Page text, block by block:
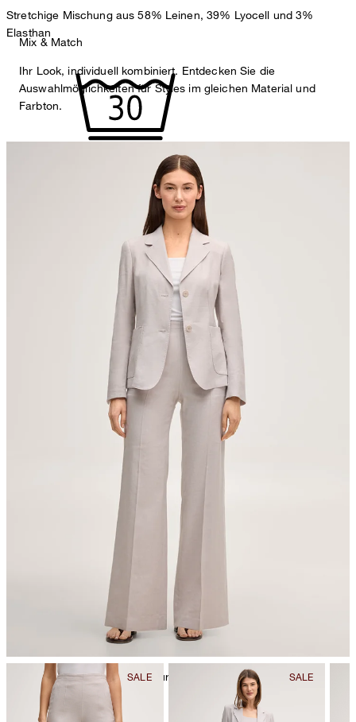
Stretchige Mischung aus 58% Leinen, 39% Lyocell und 3%
Elasthan
Maschinenwäsche bei 30°C, sehr schonend
nicht Trommeltrocknen
Bügeln bei geringer Temperatur
Mix & Match
Ihr Look, individuell kombiniert. Entdecken Sie die
Auswahlmöglichkeiten für Styles im gleichen Material und
Farbton.